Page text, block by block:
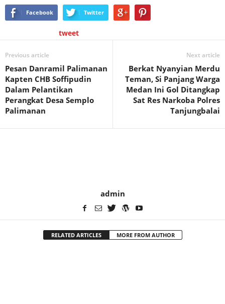
Facebook Twitter
tweet
Previous article
Pesan Danramil Palimanan
Kapten CHB Soffipudin
Dalam Pelantikan
Perangkat Desa Semplo
Palimanan
Next article
Berkat Nyanyian Merdu
Teman, Si Panjang Warga
Medan Ini Gol Ditangkap
Sat Res Narkoba Polres
Tanjungbalai
admin
RELATED ARTICLES MORE FROM AUTHOR